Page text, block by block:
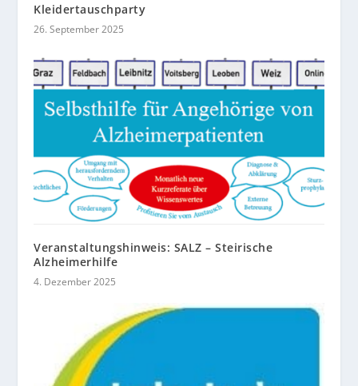
Kleidertauschparty
26. September 2025
Veranstaltungshinweis: SALZ – Steirische
Alzheimerhilfe
4. Dezember 2025